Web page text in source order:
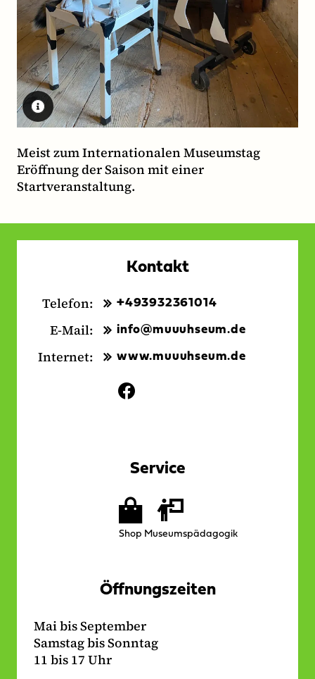
Meist zum Internationalen Museumstag
Eröffnung der Saison mit einer
Startveranstaltung.
Kontakt
Telefon: +493932361014
E-Mail: info@muuuhseum.de
Internet: www.muuuhseum.de
Social
Media:
F
o
k
-
L
k
Service
Shop Museumspädagogik
Öffnungszeiten
Mai bis September
Samstag bis Sonntag
11 bis 17 Uhr